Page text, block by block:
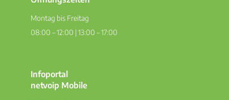
Montag bis Freitag
08:00 – 12:00 | 13:00 – 17:00
Infoportal
netvoip Mobile